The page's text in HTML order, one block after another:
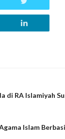
di RA Islamiyah
Islam